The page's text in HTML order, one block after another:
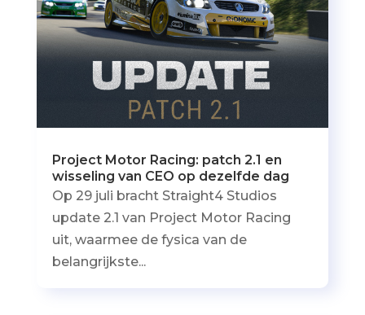
Project Motor Racing: patch 2.1 en
wisseling van CEO op dezelfde dag
Op 29 juli bracht Straight4 Studios
update 2.1 van Project Motor Racing
uit, waarmee de fysica van de
belangrijkste...